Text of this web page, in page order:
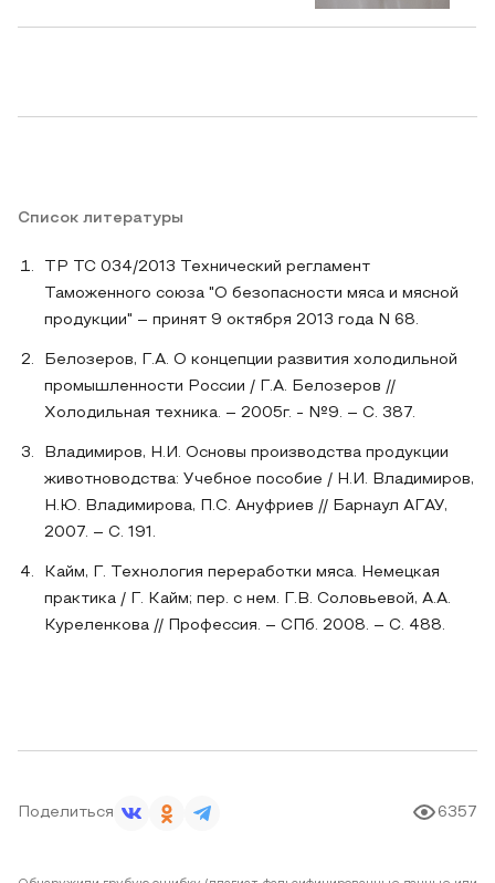
Список литературы
ТР ТС 034/2013 Технический регламент
Таможенного союза "О безопасности мяса и мясной
продукции" – принят 9 октября 2013 года N 68.
Белозеров, Г.А. О концепции развития холодильной
промышленности России / Г.А. Белозеров //
Холодильная техника. – 2005г. - №9. – С. 387.
Владимиров, Н.И. Основы производства продукции
животноводства: Учебное пособие / Н.И. Владимиров,
Н.Ю. Владимирова, П.С. Ануфриев // Барнаул АГАУ,
2007. – С. 191.
Кайм, Г. Технология переработки мяса. Немецкая
практика / Г. Кайм; пер. с нем. Г.В. Соловьевой, А.А.
Куреленкова // Профессия. – СПб. 2008. – С. 488.
Поделиться 6357